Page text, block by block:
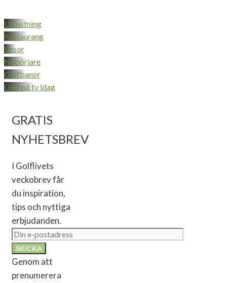
Utrustning
Restaurang
Resor
Nybörjare
Golfbanor
Golf på tv idag
GRATIS
NYHETSBREV
I Golflivets
veckobrev får
du inspiration,
tips och nyttiga
erbjudanden.
Genom att
prenumerera